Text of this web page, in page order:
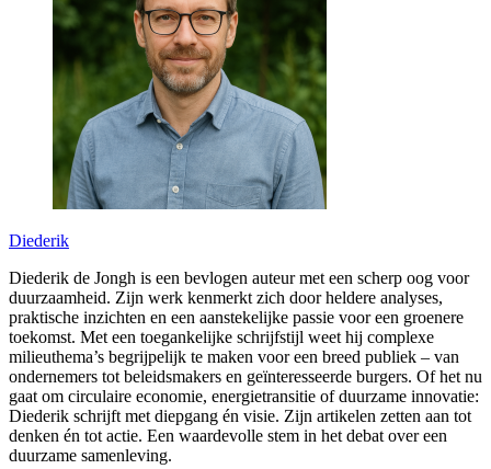
Diederik
Diederik de Jongh is een bevlogen auteur met een scherp oog voor
duurzaamheid. Zijn werk kenmerkt zich door heldere analyses,
praktische inzichten en een aanstekelijke passie voor een groenere
toekomst. Met een toegankelijke schrijfstijl weet hij complexe
milieuthema’s begrijpelijk te maken voor een breed publiek – van
ondernemers tot beleidsmakers en geïnteresseerde burgers. Of het nu
gaat om circulaire economie, energietransitie of duurzame innovatie:
Diederik schrijft met diepgang én visie. Zijn artikelen zetten aan tot
denken én tot actie. Een waardevolle stem in het debat over een
duurzame samenleving.